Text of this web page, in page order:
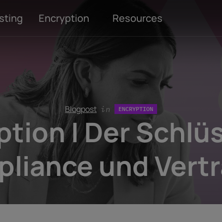
Encryption Resources
Blogpost in ENCRYPTION
| Der
und